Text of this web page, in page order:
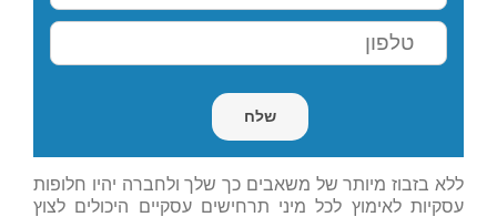
ללא בזבוז מיותר של משאבים כך שלך ולחברה יהיו חלופות
עסקיות לאימוץ לכל מיני תרחישים עסקיים היכולים לצוץ